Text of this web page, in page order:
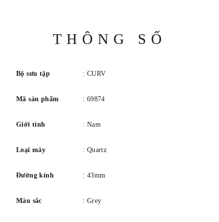
Bộ máy: Đồng hồ bấm giờ cong thạch anh hiệu suất cao
Đường kính vỏ: 43 mm
Khả năng chống nước: 30M
THÔNG SỐ
Bộ sưu tập : CURV
Mã sản phẩm : 69874
Giới tính : Nam
Loại máy : Quartz
Đường kính : 43mm
Màu sắc : Grey